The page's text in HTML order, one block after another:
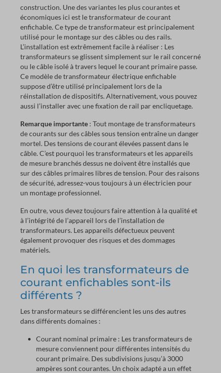
construction. Une des variantes les plus courantes et
économiques ici est le transformateur de courant
enfichable. Ce type de transformateur est principalement
utilisé pour le montage sur des câbles ou des rails.
L’installation est extrêmement facile à réaliser : Les
transformateurs se glissent simplement sur le rail concerné
ou le câble isolé à travers lequel le courant primaire passe.
Ce modèle de transformateur électrique enfichable
suppose d’être utilisé principalement lors de la
réinstallation de dispositifs. Alternativement, vous pouvez
aussi l’installer avec une fixation de rail par encliquetage.
Remarque importante : Tout montage de transformateurs
de courants sur des câbles sous tension entraîne un danger
mortel. Des tensions de courant élevées passent dans le
câble. C’est pourquoi les transformateurs et les appareils
de mesure branchés dessus ne doivent être installés que
sur des câbles primaires libres de tension. Pour des raisons
de sécurité, adressez-vous toujours à un électricien pour
un montage professionnel.
En outre, vous devez toujours faire attention à la qualité et
à l’intégrité de l’appareil lors de l’installation de
transformateurs. Les appareils défectueux peuvent
également provoquer des risques et des dommages
matériels.
En quoi les transformateurs de
courant enfichables sont-ils
différents ?
Les transformateurs se différencient les uns des autres
dans différents domaines :
Courant nominal primaire : Les transformateurs de
mesure conviennent pour différentes intensités du
courant primaire. Des subdivisions jusqu’à 3000
ampères sont courantes. Un choix adapté a un effet